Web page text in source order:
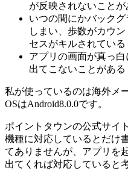
が反映されないことが
いつの間にかバック
しまい、歩数がカウ
セスがキルされている
アプリの画面が真っ
出てこないことがある
私が使っているのは海外メ
OSはAndroid8.0.0です。
ポイントタウンの公式サイ
機種に対応しているとだけ
てありませんが、アプリを
出てくれば対応していると